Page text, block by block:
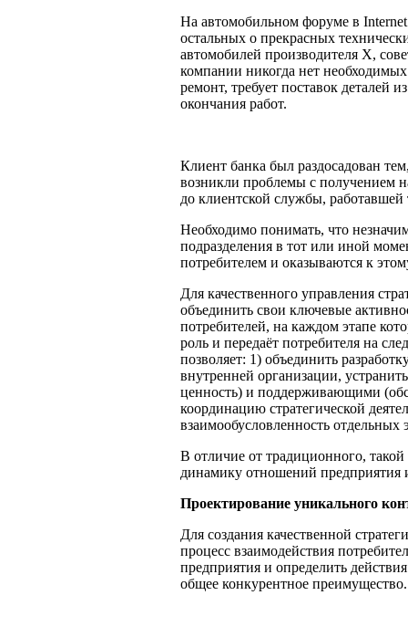
На автомобильном форуме в
остальных о прекрасных
автомобилей производителя Х,
компании никогда нет
ремонт, требует поставок деталей
окончания работ.
Клиент банка был раздосадован
возникли проблемы с получением
до клиентской службы, работавшей
Необходимо понимать, что
подразделения в тот или иной
потребителем и оказываются к
Для качественного управления
объединить свои ключевые
потребителей, на каждом этапе
роль и передаёт потребителя на
позволяет: 1) объединить
внутренней организации,
ценность) и поддерживающими
координацию стратегической
взаимообусловленность отдельных
В отличие от традиционного, такой
динамику отношений предприятия
Проектирование уникального
Для создания качественной
процесс взаимодействия
предприятия и определить
общее конкурентное преимущество.